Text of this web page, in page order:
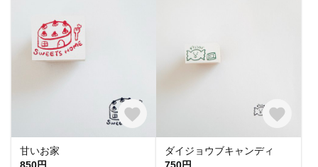
甘いお家
850円
ダイジョウブキャンディ
750円